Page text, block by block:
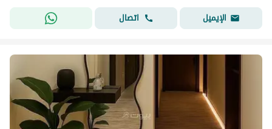
الإيميل
اتصال